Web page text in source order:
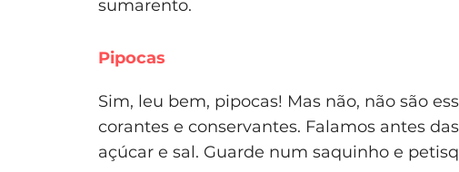
sumarento.
Pipocas
Sim, leu bem, pipocas! Mas não, não são
corantes e conservantes. Falamos antes
açúcar e sal. Guarde num saquinho e